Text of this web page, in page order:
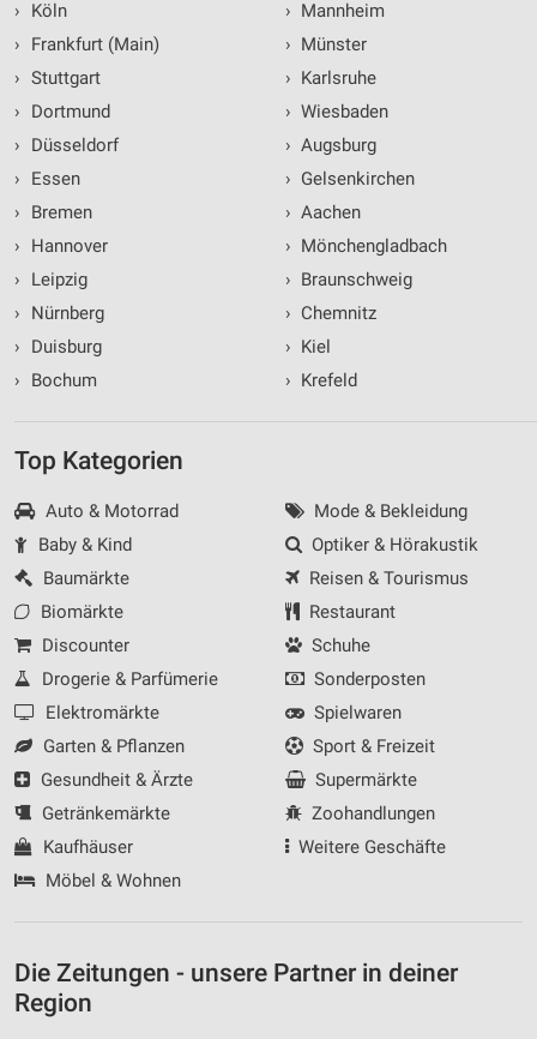
›
Köln
›
Frankfurt (Main)
› Stuttgart
›
Dortmund
›
Düsseldorf
›
Essen
›
Bremen
›
Hannover
›
Leipzig
›
Nürnberg
›
Duisburg
›
Bochum
› Mannheim
› Münster
› Karlsruhe
› Wiesbaden
› Augsburg
› Gelsenkirchen
› Aachen
› Mönchengladbach
› Braunschweig
› Chemnitz
› Kiel
› Krefeld
Top Kategorien
Auto & Motorrad
Baby & Kind
Baumärkte
Biomärkte
Discounter
Drogerie & Parfümerie
Elektromärkte
Garten & Pflanzen
Gesundheit & Ärzte
Getränkemärkte
Kaufhäuser
Möbel & Wohnen
Mode & Bekleidung
Optiker & Hörakustik
Reisen & Tourismus
Restaurant
Schuhe
Sonderposten
Spielwaren
Sport & Freizeit
Supermärkte
Zoohandlungen
Weitere Geschäfte
Die Zeitungen - unsere Partner in deiner
Region